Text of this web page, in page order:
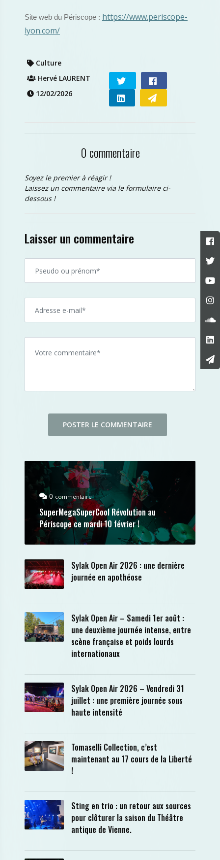
Site web du Périscope : https://www.periscope-
lyon.com/
Culture
Hervé LAURENT
12/02/2026
0 commentaire
Soyez le premier à réagir !
Laissez un commentaire via le formulaire ci-
dessous !
Laisser un commentaire
0 commentaire
SuperMegaSuperCool Révolution au
Périscope ce mardi 10 février !
Sylak Open Air 2026 : une dernière
journée en apothéose
Sylak Open Air – Samedi 1er août :
une deuxième journée intense, entre
scène française et poids lourds
internationaux
Sylak Open Air 2026 – Vendredi 31
juillet : une première journée sous
haute intensité
Tomaselli Collection, c’est
maintenant au 17 cours de la Liberté
!
Sting en trio : un retour aux sources
pour clôturer la saison du Théâtre
antique de Vienne.